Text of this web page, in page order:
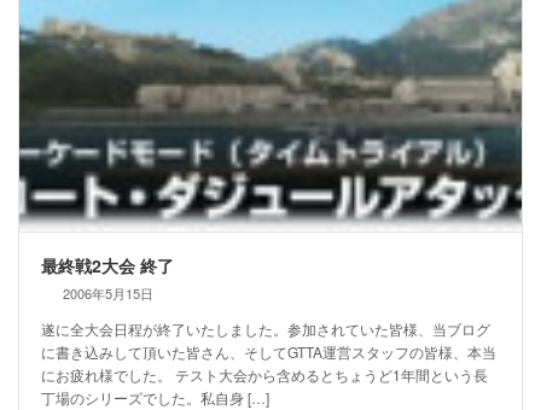
最終戦2大会 終了
2006年5月15日
遂に全大会日程が終了いたしました。参加されていた皆様、当ブログ
に書き込みして頂いた皆さん、そしてGTTA運営スタッフの皆様、本当
にお疲れ様でした。 テスト大会から含めるとちょうど1年間という長
丁場のシリーズでした。私自身 […]